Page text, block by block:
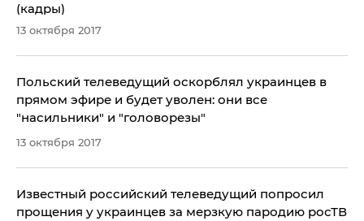
(кадры)
13 октября 2017
Польский телеведущий оскорблял украинцев в
прямом эфире и будет уволен: они все
"насильники" и "головорезы"
13 октября 2017
Известный российский телеведущий попросил
прощения у украинцев за мерзкую пародию росТВ